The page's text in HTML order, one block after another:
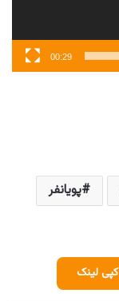
00:29
پویانفر
کپی لینک